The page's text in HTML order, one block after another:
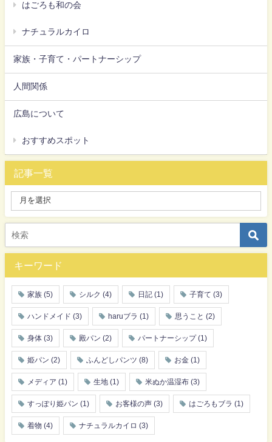
はごろも和の会
ナチュラルカイロ
家族・子育て・パートナーシップ
人間関係
広島について
おすすめスポット
記事一覧
キーワード
家族 (5) シルク (4) 日記 (1) 子育て (3)
ハンドメイド (3) haruブラ (1) 思うこと (2)
身体 (3) 殿パン (2) パートナーシップ(1)
姫パン (2) ふんどしパンツ (8) お金 (1)
メディア (1) 生地 (1) 米ぬか温湿布 (3)
すっぽり姫パン (1) お客様の声 (3) はごろもブラ (1)
着物 (4) ナチュラルカイロ (3)